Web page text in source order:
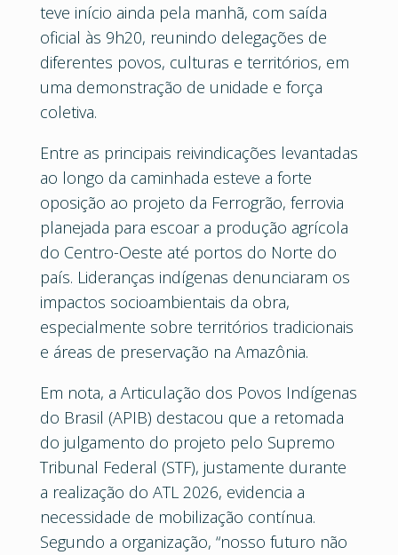
teve início ainda pela manhã, com saída
oficial às 9h20, reunindo delegações de
diferentes povos, culturas e territórios, em
uma demonstração de unidade e força
coletiva.
Entre as principais reivindicações levantadas
ao longo da caminhada esteve a forte
oposição ao projeto da Ferrogrão, ferrovia
planejada para escoar a produção agrícola
do Centro-Oeste até portos do Norte do
país. Lideranças indígenas denunciaram os
impactos socioambientais da obra,
especialmente sobre territórios tradicionais
e áreas de preservação na Amazônia.
Em nota, a Articulação dos Povos Indígenas
do Brasil (APIB) destacou que a retomada
do julgamento do projeto pelo Supremo
Tribunal Federal (STF), justamente durante
a realização do ATL 2026, evidencia a
necessidade de mobilização contínua.
Segundo a organização, “nosso futuro não